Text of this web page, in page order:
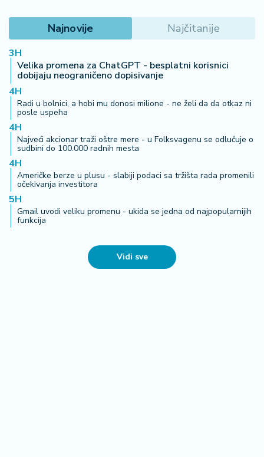
Najnovije Najčitanije
3H
Velika promena za ChatGPT - besplatni korisnici
dobijaju neograničeno dopisivanje
4H
Radi u bolnici, a hobi mu donosi milione - ne želi da da otkaz ni
posle uspeha
4H
Najveći akcionar traži oštre mere - u Folksvagenu se odlučuje o
sudbini do 100.000 radnih mesta
4H
Američke berze u plusu - slabiji podaci sa tržišta rada promenili
očekivanja investitora
5H
Gmail uvodi veliku promenu - ukida se jedna od najpopularnijih
funkcija
Vidi sve